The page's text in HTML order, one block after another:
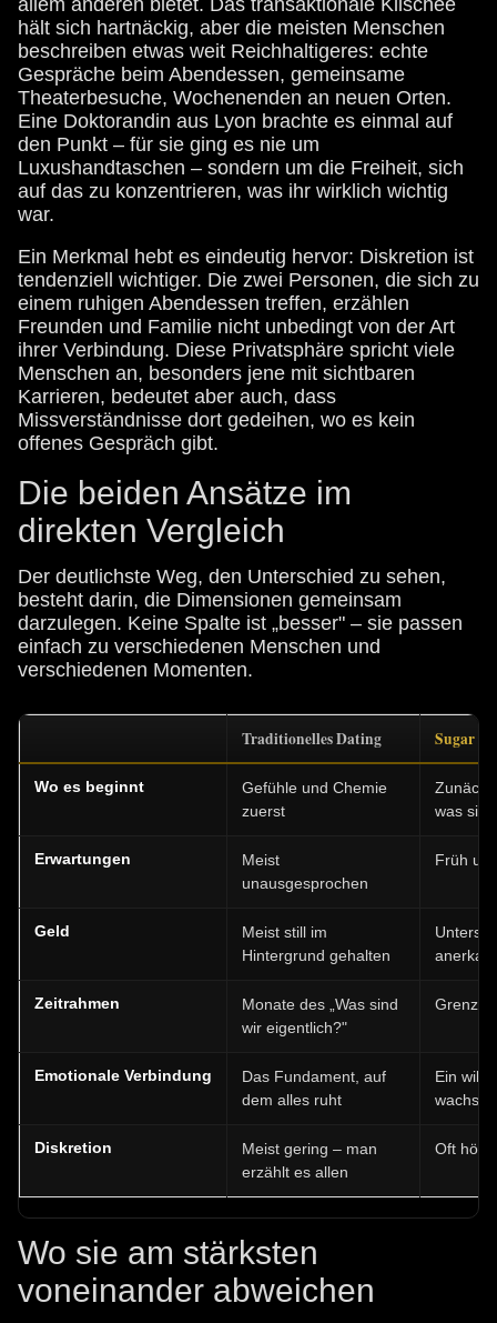
hält sich hartnäckig, aber die meisten Menschen
beschreiben etwas weit Reichhaltigeres: echte
Gespräche beim Abendessen, gemeinsame
Theaterbesuche, Wochenenden an neuen Orten.
Eine Doktorandin aus Lyon brachte es einmal auf
den Punkt – für sie ging es nie um
Luxushandtaschen – sondern um die Freiheit, sich
auf das zu konzentrieren, was ihr wirklich wichtig
war.
Ein Merkmal hebt es eindeutig hervor: Diskretion ist
tendenziell wichtiger. Die zwei Personen, die sich zu
einem ruhigen Abendessen treffen, erzählen
Freunden und Familie nicht unbedingt von der Art
ihrer Verbindung. Diese Privatsphäre spricht viele
Menschen an, besonders jene mit sichtbaren
Karrieren, bedeutet aber auch, dass
Missverständnisse dort gedeihen, wo es kein
offenes Gespräch gibt.
Die beiden Ansätze im
direkten Vergleich
Der deutlichste Weg, den Unterschied zu sehen,
besteht darin, die Dimensionen gemeinsam
darzulegen. Keine Spalte ist „besser" – sie passen
einfach zu verschiedenen Menschen und
verschiedenen Momenten.
Traditionelles Dating Sugar
Wo es beginnt
Gefühle und Chemie
zuerst
was
Erwartungen
Meist
unausgesprochen
Früh
Geld
Meist still im
Hintergrund gehalten
Zeitrahmen
Monate des „Was sind
wir eigentlich?"
Emotionale Verbindung
Das Fundament, auf
dem alles ruht
Ein
Diskretion
Meist gering – man
erzählt es allen
Oft
Wo sie am stärksten
voneinander abweichen